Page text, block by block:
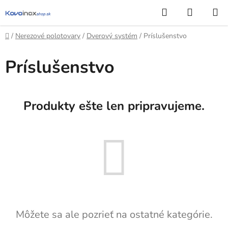
na
obsah
Hľadať
KOŠÍK
Domov
/ Nerezové polotovary / Dverový systém / Príslušenstvo
Príslušenstvo
Produkty ešte len pripravujeme.
Môžete sa ale pozrieť na ostatné kategórie.